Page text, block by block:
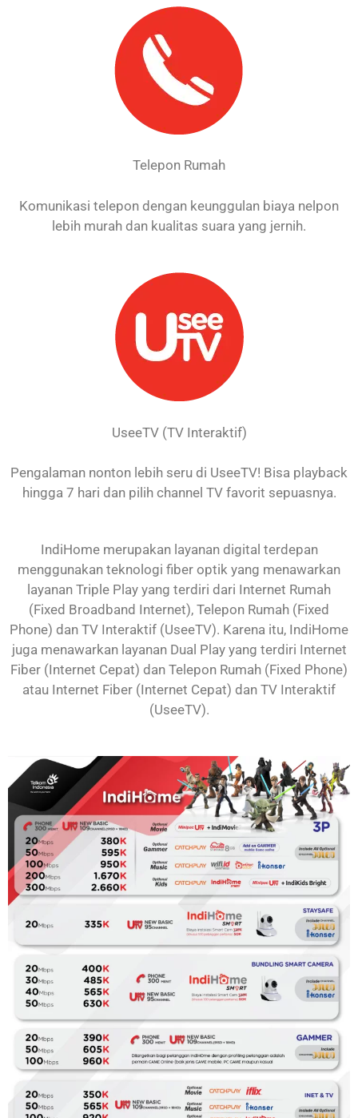
Telepon Rumah
Komunikasi telepon dengan keunggulan biaya nelpon
lebih murah dan kualitas suara yang jernih.
UseeTV (TV Interaktif)
Pengalaman nonton lebih seru di UseeTV! Bisa playback
hingga 7 hari dan pilih channel TV favorit sepuasnya.
IndiHome merupakan layanan digital terdepan
menggunakan teknologi fiber optik yang menawarkan
layanan Triple Play yang terdiri dari Internet Rumah
(Fixed Broadband Internet), Telepon Rumah (Fixed
Phone) dan TV Interaktif (UseeTV). Karena itu, IndiHome
juga menawarkan layanan Dual Play yang terdiri Internet
Fiber (Internet Cepat) dan Telepon Rumah (Fixed Phone)
atau Internet Fiber (Internet Cepat) dan TV Interaktif
(UseeTV).